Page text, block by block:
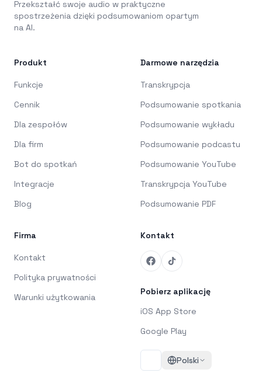
Przekształć swoje audio w praktyczne
spostrzeżenia dzięki podsumowaniom opartym
na AI.
Produkt
Funkcje
Cennik
Dla zespołów
Dla firm
Bot do spotkań
Integracje
Blog
Darmowe narzędzia
Transkrypcja
Podsumowanie spotkania
Podsumowanie wykładu
Podsumowanie podcastu
Podsumowanie YouTube
Transkrypcja YouTube
Podsumowanie PDF
Firma
Kontakt
Polityka prywatności
Warunki użytkowania
Kontakt
Pobierz aplikację
iOS App Store
Google Play
Polski